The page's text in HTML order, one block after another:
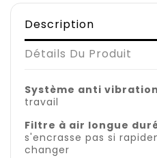
Description
Détails Du Produit
Système anti vibration
travail
Filtre à air longue
s'encrasse pas si
changer